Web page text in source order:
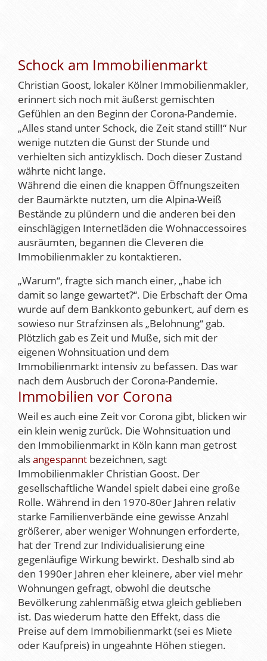
Schock am Immobilienmarkt
Christian Goost, lokaler Kölner Immobilienmakler,
erinnert sich noch mit äußerst gemischten
Gefühlen an den Beginn der Corona-Pandemie.
„Alles stand unter Schock, die Zeit stand still!“ Nur
wenige nutzten die Gunst der Stunde und
verhielten sich antizyklisch. Doch dieser Zustand
währte nicht lange.
Während die einen die knappen Öffnungszeiten
der Baumärkte nutzten, um die Alpina-Weiß
Bestände zu plündern und die anderen bei den
einschlägigen Internetläden die Wohnaccessoires
ausräumten, begannen die Cleveren die
Immobilienmakler zu kontaktieren.
„Warum“, fragte sich manch einer, „habe ich
damit so lange gewartet?“. Die Erbschaft der Oma
wurde auf dem Bankkonto gebunkert, auf dem es
sowieso nur Strafzinsen als „Belohnung“ gab.
Plötzlich gab es Zeit und Muße, sich mit der
eigenen Wohnsituation und dem
Immobilienmarkt intensiv zu befassen. Das war
nach dem Ausbruch der Corona-Pandemie.
Immobilien vor Corona
Weil es auch eine Zeit vor Corona gibt, blicken wir
ein klein wenig zurück. Die Wohnsituation und
den Immobilienmarkt in Köln kann man getrost
alsangespannt bezeichnen, sagt
Immobilienmakler Christian Goost. Der
gesellschaftliche Wandel spielt dabei eine große
Rolle. Während in den 1970-80er Jahren relativ
starke Familienverbände eine gewisse Anzahl
größerer, aber weniger Wohnungen erforderte,
hat der Trend zur Individualisierung eine
gegenläufige Wirkung bewirkt. Deshalb sind ab
den 1990er Jahren eher kleinere, aber viel mehr
Wohnungen gefragt, obwohl die deutsche
Bevölkerung zahlenmäßig etwa gleich geblieben
ist. Das wiederum hatte den Effekt, dass die
Preise auf dem Immobilienmarkt (sei es Miete
oder Kaufpreis) in ungeahnte Höhen stiegen.